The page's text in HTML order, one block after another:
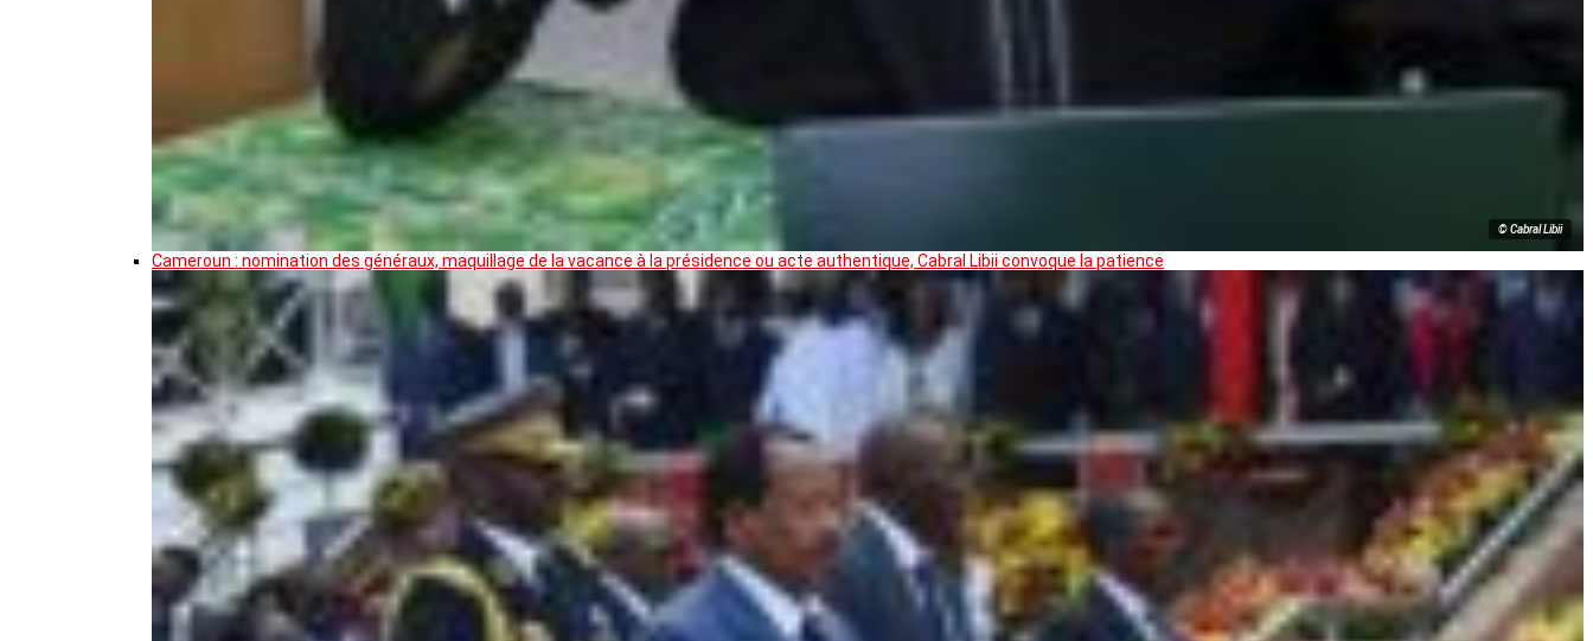
© Cabral Libii
Cameroun : nomination des généraux, maquillage de la vacance à la présidence ou acte authentique, Cabral Libii convoque la patience